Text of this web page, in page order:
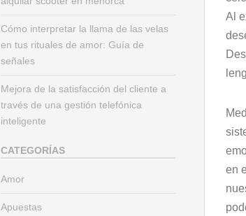
Al
en
Cómo interpretar la llama de las velas
en tus rituales de amor: Guía de
señales
Mejora de la satisfacción del cliente a
través de una gestión telefónica
inteligente
CATEGORÍAS
Amor
Apuestas